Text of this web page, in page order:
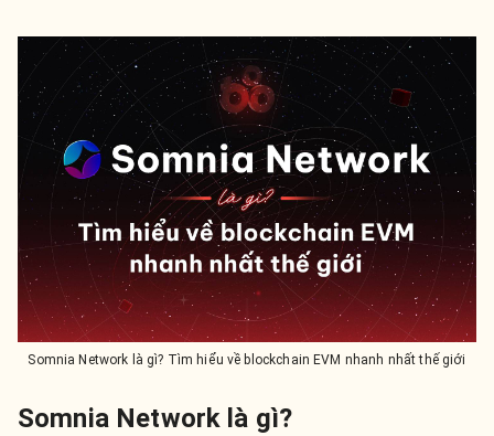
Somnia Network là gì? Tìm hiểu về blockchain EVM nhanh nhất thế giới
Somnia Network là gì?